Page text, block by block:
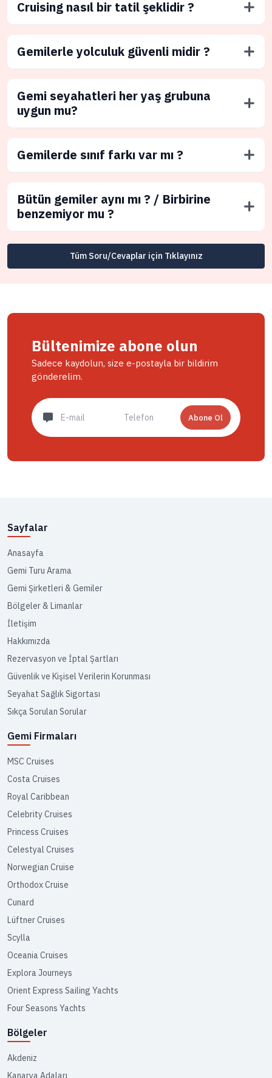
Cruising nasıl bir tatil şeklidir ?
Gemilerle yolculuk güvenli midir ?
Gemi seyahatleri her yaş grubuna
uygun mu?
Gemilerde sınıf farkı var mı ?
Bütün gemiler aynı mı ? / Birbirine
benzemiyor mu ?
Tüm Soru/Cevaplar için Tıklayınız
Bültenimize abone olun
Sadece kaydolun, size e-postayla bir bildirim
gönderelim.
Abone Ol
Sayfalar
Anasayfa
Gemi Turu Arama
Gemi Şirketleri & Gemiler
Bölgeler & Limanlar
İletişim
Hakkımızda
Rezervasyon ve İptal Şartları
Güvenlik ve Kişisel Verilerin Korunması
Seyahat Sağlık Sigortası
Sıkça Sorulan Sorular
Gemi Firmaları
MSC Cruises
Costa Cruises
Royal Caribbean
Celebrity Cruises
Princess Cruises
Celestyal Cruises
Norwegian Cruise
Orthodox Cruise
Cunard
Lüftner Cruises
Scylla
Oceania Cruises
Explora Journeys
Orient Express Sailing Yachts
Four Seasons Yachts
Bölgeler
Akdeniz
Kanarya Adaları